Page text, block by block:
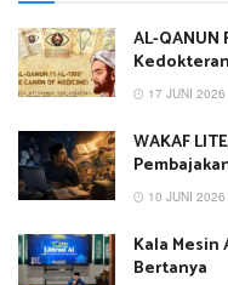
AL-QANUN
17 JUNI 2026
WAKAF
10 JUNI 2026
Kala Mesin
Bertanya